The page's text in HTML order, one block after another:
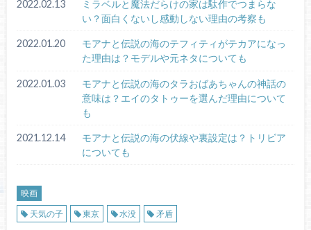
2022.02.13
ミラベルと魔法だらけの家は駄作でつまらな
い？面白くないし感動しない理由の考察も
2022.01.20
モアナと伝説の海のテフィティがテカアになっ
た理由は？モデルや元ネタについても
2022.01.03
モアナと伝説の海のタラおばあちゃんの神話の
意味は？エイのタトゥーを選んだ理由について
も
2021.12.14
モアナと伝説の海の伏線や裏設定は？トリビア
についても
映画
天気の子
東京 水没 矛盾